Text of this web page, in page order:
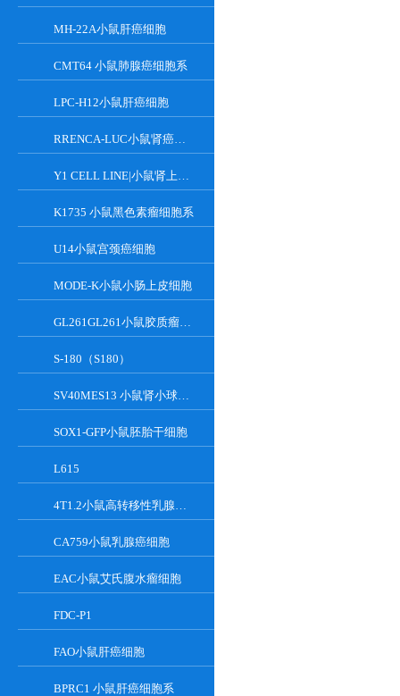
MH-22A小鼠肝癌细胞
CMT64 小鼠肺腺癌细胞系
LPC-H12小鼠肝癌细胞
RRENCA-LUC小鼠肾癌细胞LUC转染株
Y1 CELL LINE|小鼠肾上腺皮质瘤细胞
K1735 小鼠黑色素瘤细胞系
U14小鼠宫颈癌细胞
MODE-K小鼠小肠上皮细胞
GL261GL261小鼠胶质瘤细胞
S-180（S180）
SV40MES13 小鼠肾小球系膜细胞
SOX1-GFP小鼠胚胎干细胞
L615
4T1.2小鼠高转移性乳腺癌细胞
CA759小鼠乳腺癌细胞
EAC小鼠艾氏腹水瘤细胞
FDC-P1
FAO小鼠肝癌细胞
BPRC1 小鼠肝癌细胞系